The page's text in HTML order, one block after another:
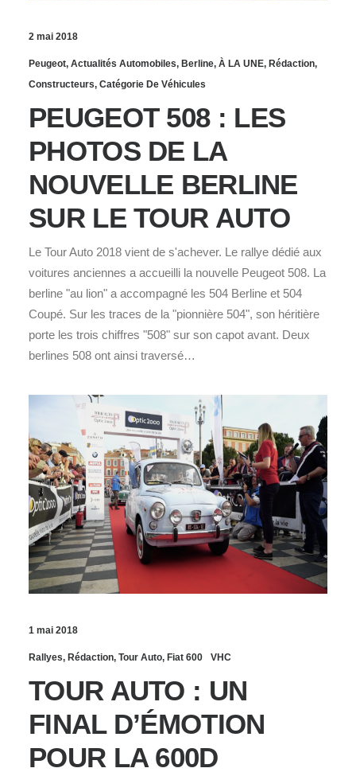
2 mai 2018
Peugeot, Actualités Automobiles, Berline, À LA UNE, Rédaction,
Constructeurs, Catégorie De Véhicules
PEUGEOT 508 : LES
PHOTOS DE LA
NOUVELLE BERLINE
SUR LE TOUR AUTO
Le Tour Auto 2018 vient de s'achever. Le rallye dédié aux
voitures anciennes a accueilli la nouvelle Peugeot 508. La
berline "au lion" a accompagné les 504 Berline et 504
Coupé. Sur les traces de la "pionnière 504", son héritière
porte les trois chiffres "508" sur son capot avant. Deux
berlines 508 ont ainsi traversé…
1 mai 2018
Rallyes, Rédaction, Tour Auto, Fiat 600 VHC
TOUR AUTO : UN
FINAL D’ÉMOTION
POUR LA 600D